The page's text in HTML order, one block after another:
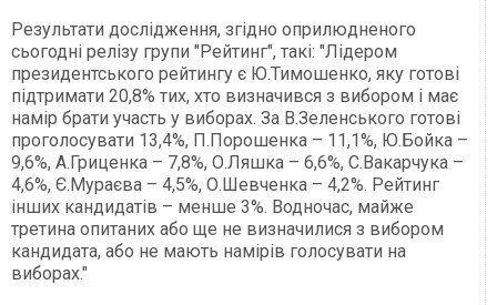
Результати дослідження, згідно оприлюдненого
сьогодні релізу групи "Рейтинг", такі: "Лідером
президентського рейтингу є Ю.Тимошенко, яку готові
підтримати 20,8% тих, хто визначився з вибором і має
намір брати участь у виборах. За В.Зеленського готові
проголосувати 13,4%, П.Порошенка – 11,1%, Ю.Бойка –
9,6%, А.Гриценка – 7,8%, О.Ляшка – 6,6%, С.Вакарчука –
4,6%, Є.Мураєва – 4,5%, О.Шевченка – 4,2%. Рейтинг
інших кандидатів – менше 3%. Водночас, майже
третина опитаних або ще не визначилися з вибором
кандидата, або не мають намірів голосувати на
виборах."